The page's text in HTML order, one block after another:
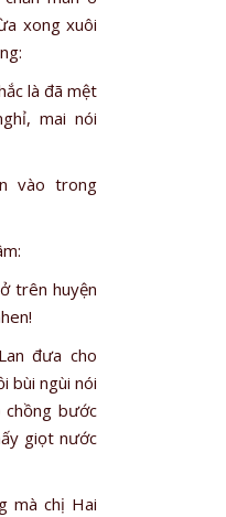
xong xuôi
là đã mệt
mai nói
vào trong
trên huyện
đưa cho
bùi ngùi nói
bước
giọt nước
mà chị Hai